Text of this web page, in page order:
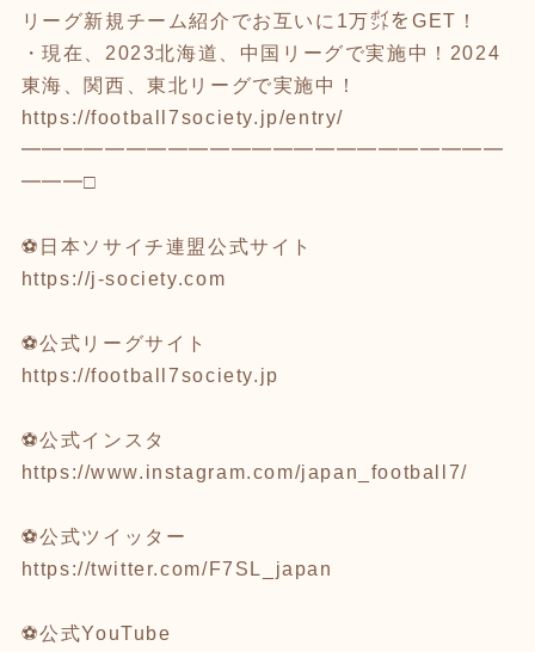
リーグ新規チーム紹介でお互いに1万㌽をGET！
・現在、2023北海道、中国リーグで実施中！2024
東海、関西、東北リーグで実施中！
https://football7society.jp/entry/
━━━━━━━━━━━━━━━━━━━━━━━
━━━□
⚽️日本ソサイチ連盟公式サイト
https://j-society.com
⚽公式リーグサイト
https://football7society.jp
⚽公式インスタ
https://www.instagram.com/japan_football7/
⚽公式ツイッター
https://twitter.com/F7SL_japan
⚽公式YouTube